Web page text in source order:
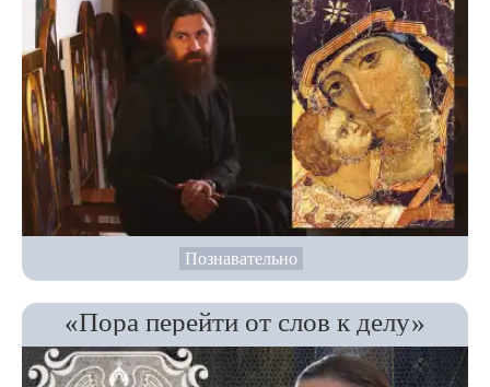
Познавательно
«Пора перейти от слов к делу»